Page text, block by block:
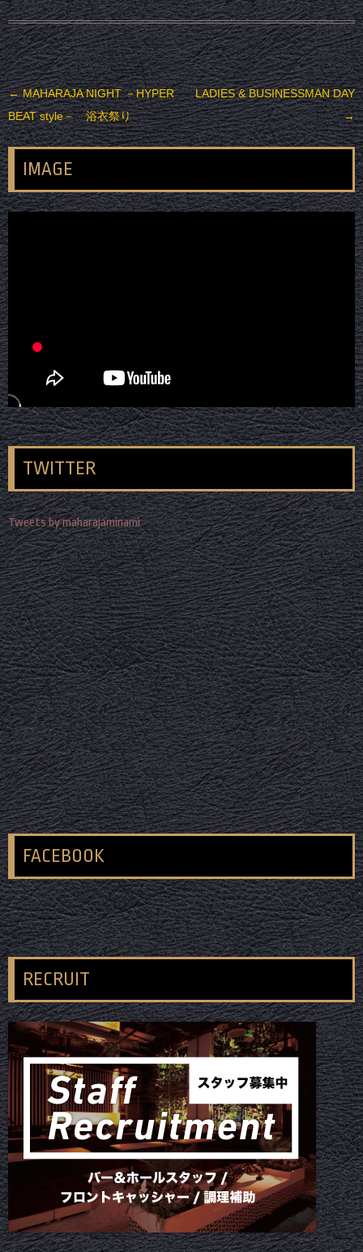
投稿ナビゲーション
←MAHARAJA NIGHT －HYPER
BEAT style－ 浴衣祭り
LADIES & BUSINESSMAN DAY
→
IMAGE
TWITTER
Tweets by maharajaminami
FACEBOOK
RECRUIT